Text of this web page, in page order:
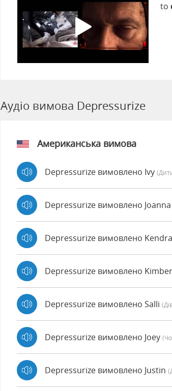
to
Аудіо вимова Depressurize
Американська вимова
Depressurize вимовлено Ivy
Depressurize вимовлено Joanna
Depressurize вимовлено Kendra
Depressurize вимовлено
Depressurize вимовлено Salli
Depressurize вимовлено Joey
Depressurize вимовлено Justin